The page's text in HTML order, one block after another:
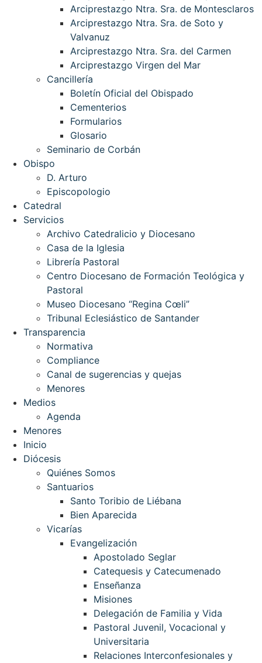
Arciprestazgo Ntra. Sra. de Montesclaros
Arciprestazgo Ntra. Sra. de Soto y
Valvanuz
Arciprestazgo Ntra. Sra. del Carmen
Arciprestazgo Virgen del Mar
Cancillería
Boletín Oficial del Obispado
Cementerios
Formularios
Glosario
Seminario de Corbán
Obispo
D. Arturo
Episcopologio
Catedral
Servicios
Archivo Catedralicio y Diocesano
Casa de la Iglesia
Librería Pastoral
Centro Diocesano de Formación Teológica y
Pastoral
Museo Diocesano “Regina Cœli”
Tribunal Eclesiástico de Santander
Transparencia
Normativa
Compliance
Canal de sugerencias y quejas
Menores
Medios
Agenda
Menores
Inicio
Diócesis
Quiénes Somos
Santuarios
Santo Toribio de Liébana
Bien Aparecida
Vicarías
Evangelización
Apostolado Seglar
Catequesis y Catecumenado
Enseñanza
Misiones
Delegación de Familia y Vida
Pastoral Juvenil, Vocacional y
Universitaria
Relaciones Interconfesionales y